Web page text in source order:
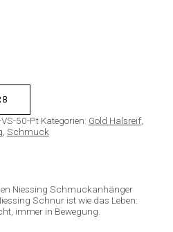
50-Pt Kategorien: Gold Halsreif,
Schmuck
Niessing Schmuckanhänger
Schnur ist wie das Leben:
immer in Bewegung.